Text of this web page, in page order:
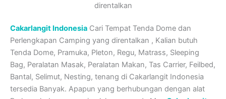
direntalkan
Cakarlangit Indonesia Cari Tempat Tenda Dome dan
Perlengkapan Camping yang direntalkan , Kalian butuh
Tenda Dome, Pramuka, Pleton, Regu, Matrass, Sleeping
Bag, Peralatan Masak, Peralatan Makan, Tas Carrier, Feilbed,
Bantal, Selimut, Nesting, tenang di Cakarlangit Indonesia
tersedia Banyak. Apapun yang berhubungan dengan alat